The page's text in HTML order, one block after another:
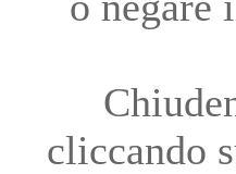
cliccando